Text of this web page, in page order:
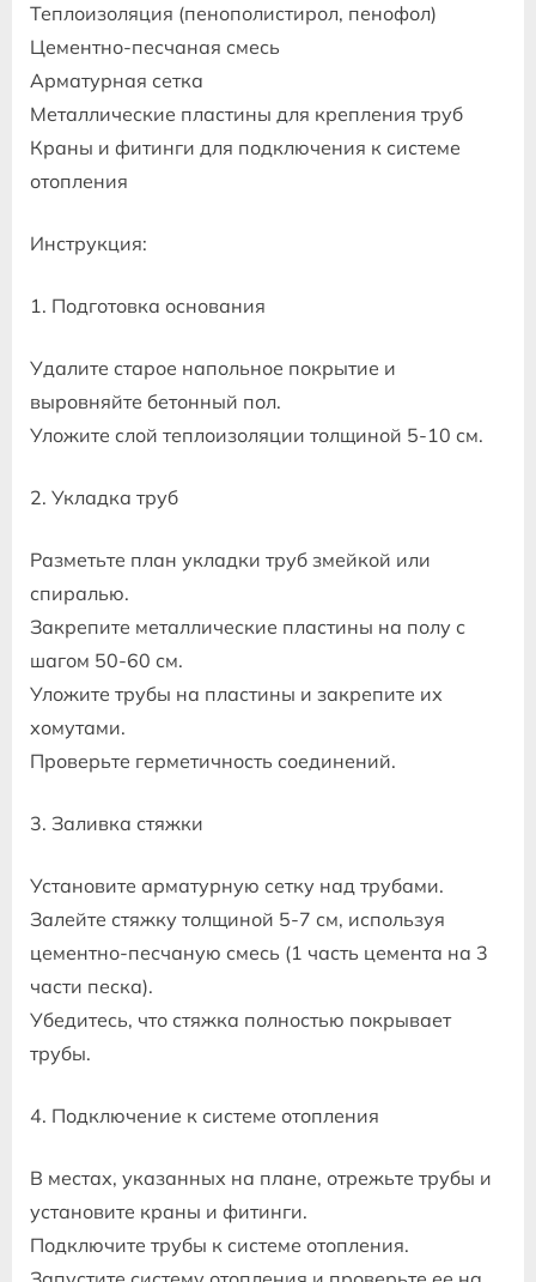
Теплоизоляция (пенополистирол, пенофол)
Цементно-песчаная смесь
Арматурная сетка
Металлические пластины для крепления труб
Краны и фитинги для подключения к системе
отопления
Инструкция:
1. Подготовка основания
Удалите старое напольное покрытие и
выровняйте бетонный пол.
Уложите слой теплоизоляции толщиной 5-10 см.
2. Укладка труб
Разметьте план укладки труб змейкой или
спиралью.
Закрепите металлические пластины на полу с
шагом 50-60 см.
Уложите трубы на пластины и закрепите их
хомутами.
Проверьте герметичность соединений.
3. Заливка стяжки
Установите арматурную сетку над трубами.
Залейте стяжку толщиной 5-7 см, используя
цементно-песчаную смесь (1 часть цемента на 3
части песка).
Убедитесь, что стяжка полностью покрывает
трубы.
4. Подключение к системе отопления
В местах, указанных на плане, отрежьте трубы и
установите краны и фитинги.
Подключите трубы к системе отопления.